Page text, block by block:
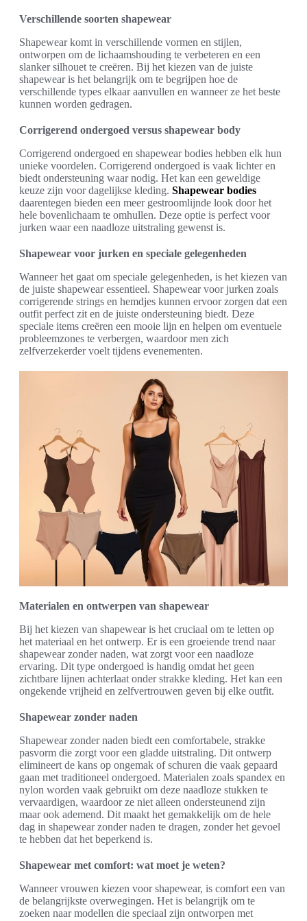
Verschillende soorten shapewear
Shapewear komt in verschillende vormen en stijlen,
ontworpen om de lichaamshouding te verbeteren en een
slanker silhouet te creëren. Bij het kiezen van de juiste
shapewear is het belangrijk om te begrijpen hoe de
verschillende types elkaar aanvullen en wanneer ze het beste
kunnen worden gedragen.
Corrigerend ondergoed versus shapewear body
Corrigerend ondergoed en shapewear bodies hebben elk hun
unieke voordelen. Corrigerend ondergoed is vaak lichter en
biedt ondersteuning waar nodig. Het kan een geweldige
keuze zijn voor dagelijkse kleding. Shapewear bodies
daarentegen bieden een meer gestroomlijnde look door het
hele bovenlichaam te omhullen. Deze optie is perfect voor
jurken waar een naadloze uitstraling gewenst is.
Shapewear voor jurken en speciale gelegenheden
Wanneer het gaat om speciale gelegenheden, is het kiezen van
de juiste shapewear essentieel. Shapewear voor jurken zoals
corrigerende strings en hemdjes kunnen ervoor zorgen dat een
outfit perfect zit en de juiste ondersteuning biedt. Deze
speciale items creëren een mooie lijn en helpen om eventuele
probleemzones te verbergen, waardoor men zich
zelfverzekerder voelt tijdens evenementen.
Materialen en ontwerpen van shapewear
Bij het kiezen van shapewear is het cruciaal om te letten op
het materiaal en het ontwerp. Er is een groeiende trend naar
shapewear zonder naden, wat zorgt voor een naadloze
ervaring. Dit type ondergoed is handig omdat het geen
zichtbare lijnen achterlaat onder strakke kleding. Het kan een
ongekende vrijheid en zelfvertrouwen geven bij elke outfit.
Shapewear zonder naden
Shapewear zonder naden biedt een comfortabele, strakke
pasvorm die zorgt voor een gladde uitstraling. Dit ontwerp
elimineert de kans op ongemak of schuren die vaak gepaard
gaan met traditioneel ondergoed. Materialen zoals spandex en
nylon worden vaak gebruikt om deze naadloze stukken te
vervaardigen, waardoor ze niet alleen ondersteunend zijn
maar ook ademend. Dit maakt het gemakkelijk om de hele
dag in shapewear zonder naden te dragen, zonder het gevoel
te hebben dat het beperkend is.
Shapewear met comfort: wat moet je weten?
Wanneer vrouwen kiezen voor shapewear, is comfort een van
de belangrijkste overwegingen. Het is belangrijk om te
zoeken naar modellen die speciaal zijn ontworpen met